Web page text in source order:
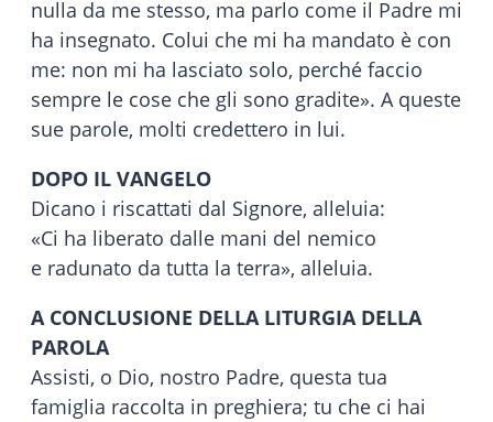
nulla da me stesso, ma parlo come il Padre mi
ha insegnato. Colui che mi ha mandato è con
me: non mi ha lasciato solo, perché faccio
sempre le cose che gli sono gradite». A queste
sue parole, molti credettero in lui.
DOPO IL VANGELO
Dicano i riscattati dal Signore, alleluia:
«Ci ha liberato dalle mani del nemico
e radunato da tutta la terra», alleluia.
A CONCLUSIONE DELLA LITURGIA DELLA
PAROLA
Assisti, o Dio, nostro Padre, questa tua
famiglia raccolta in preghiera; tu che ci hai